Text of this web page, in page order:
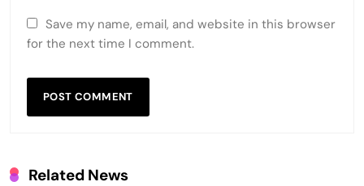
Save my name, email, and website in this browser
for the next time I comment.
Related News